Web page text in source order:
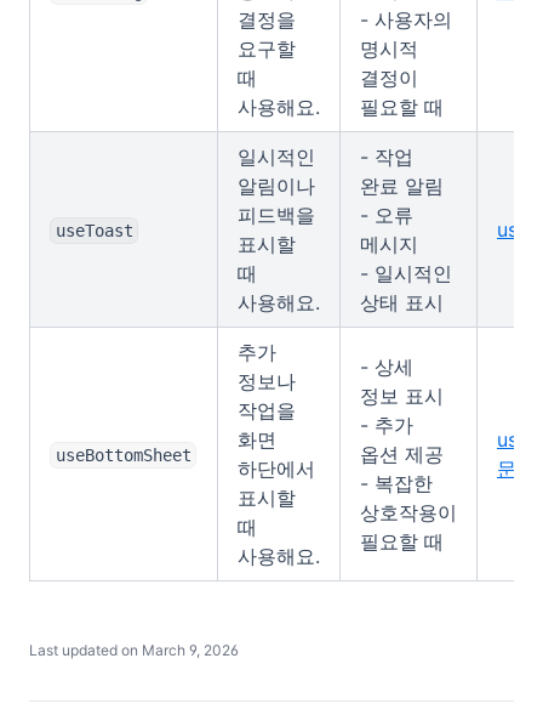
결정을
요구할
때
사용해요.
- 사용자의
명시적
결정이
필요할 때
useToast
일시적인
알림이나
피드백을
표시할
때
사용해요.
- 작업
완료 알림
- 오류
메시지
- 일시적인
상태 표시
useBottomSheet
추가
정보나
작업을
화면
하단에서
표시할
때
사용해요.
- 상세
정보 표시
- 추가
옵션 제공
- 복잡한
상호작용이
필요할 때
문서
Last updated on March 9, 2026